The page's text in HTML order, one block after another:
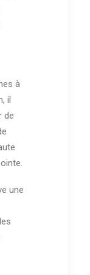
à
il
de
une